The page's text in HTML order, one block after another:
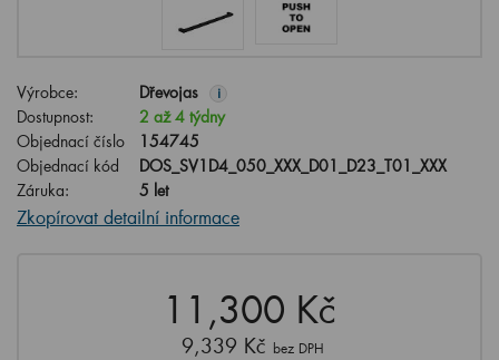
Výrobce: Dřevojas i
Dostupnost:
2 až 4 týdny
Objednací číslo
154745
Objednací kód
DOS_SV1D4_050_XXX_D01_D23_T01_XXX
Záruka:
5 let
Zkopírovat detailní informace
11,300 Kč
9,339 Kč bez DPH